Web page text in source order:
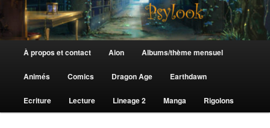
principal
À propos et contact Aion Albums/thème mensuel
Animés Comics Dragon Age Earthdawn
Ecriture Lecture Lineage 2 Manga Rigolons